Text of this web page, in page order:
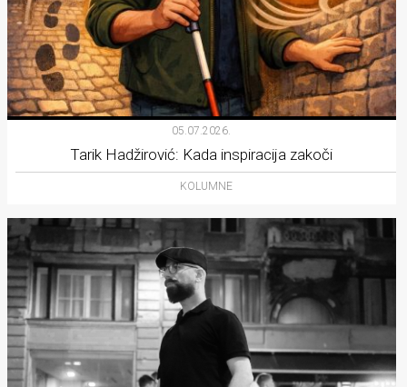
05.07.2026.
Tarik Hadžirović: Kada inspiracija zakoči
KOLUMNE